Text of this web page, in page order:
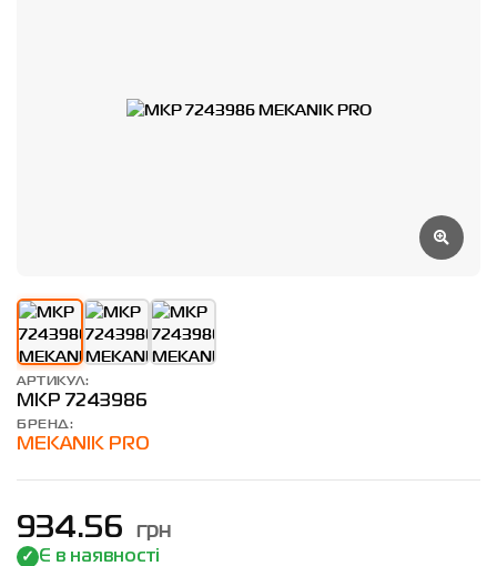
Особистий кабінет
АРТИКУЛ:
MKP 7243986
БРЕНД:
MEKANIK PRO
934.56 грн
Є в наявності